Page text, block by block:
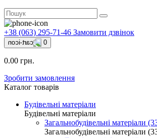
+38 (063) 295-71-46 Замовити дзвінок
0
0.00 грн.
Зробити замовлення
Каталог товарів
Будівельні матеріали
Будівельні матеріали
Загальнобудівельні матеріали
Загальнобудівельні матеріали